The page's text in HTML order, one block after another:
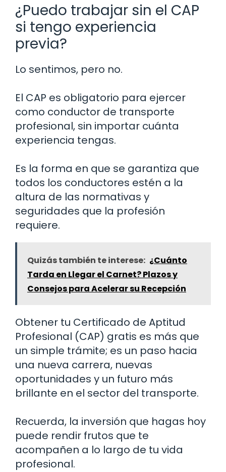
¿Puedo trabajar sin el CAP
si tengo experiencia
previa?
Lo sentimos, pero no.
El CAP es obligatorio para ejercer
como conductor de transporte
profesional, sin importar cuánta
experiencia tengas.
Es la forma en que se garantiza que
todos los conductores estén a la
altura de las normativas y
seguridades que la profesión
requiere.
Quizás también te interese: ¿Cuánto
Tarda en Llegar el Carnet? Plazos y
Consejos para Acelerar su Recepción
Obtener tu Certificado de Aptitud
Profesional (CAP) gratis es más que
un simple trámite; es un paso hacia
una nueva carrera, nuevas
oportunidades y un futuro más
brillante en el sector del transporte.
Recuerda, la inversión que hagas hoy
puede rendir frutos que te
acompañen a lo largo de tu vida
profesional.